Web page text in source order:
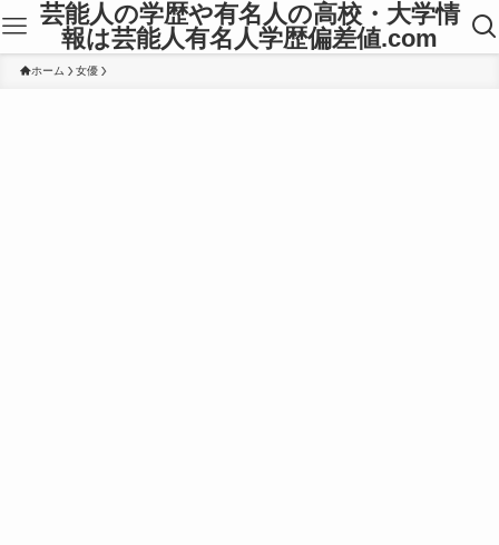
芸能人の学歴や有名人の高校・大学情
報は芸能人有名人学歴偏差値.com
ホーム 女優